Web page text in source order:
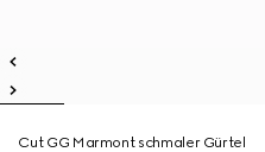
Cut GG Marmont schmaler Gürtel